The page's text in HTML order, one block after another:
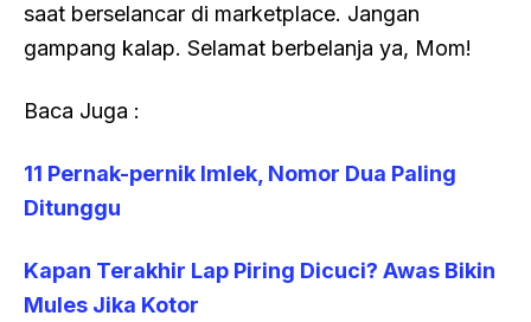
saat berselancar di marketplace. Jangan
gampang kalap. Selamat berbelanja ya, Mom!
Baca Juga :
11 Pernak-pernik Imlek, Nomor Dua Paling
Ditunggu
Kapan Terakhir Lap Piring Dicuci? Awas Bikin
Mules Jika Kotor